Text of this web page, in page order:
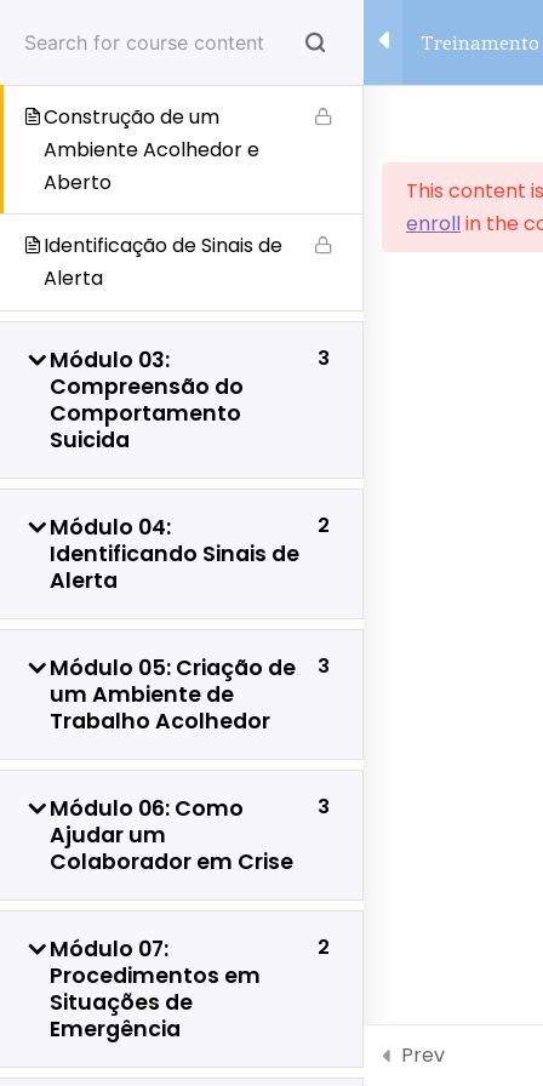
content
Site de Treinamento &
Workshop
Treinamento
Prevenção ao Suicídio
Construção de um
Ambiente Acolhedor e
Aberto
Identificação de Sinais de
Alerta
Módulo 03:
Compreensão do
Comportamento
Suicida
3
Módulo 04:
Identificando Sinais de
Alerta
2
Módulo 05: Criação de
um Ambiente de
Trabalho Acolhedor
3
Módulo 06: Como
Ajudar um
Colaborador em Crise
3
Módulo 07:
Procedimentos em
Situações de
Emergência
2
This content
enroll in the
Prev
Developed by: